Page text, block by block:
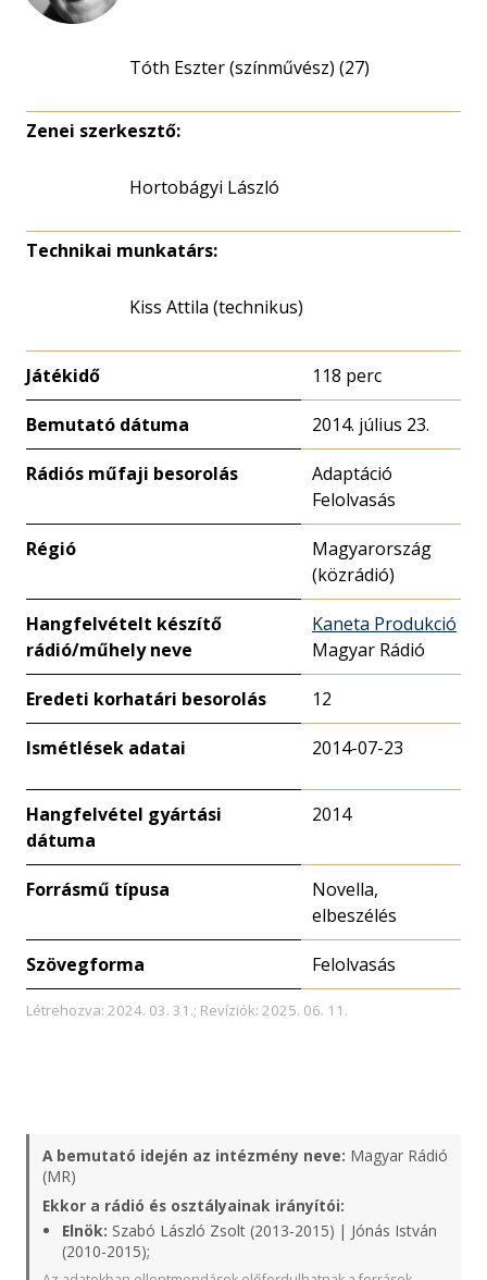
Tóth Eszter (színművész) (27)
Zenei szerkesztő:
Hortobágyi László
Technikai munkatárs:
Kiss Attila (technikus)
Játékidő 118 perc
Bemutató dátuma 2014. július 23.
Rádiós műfaji besorolás
Adaptáció
Felolvasás
Régió
Magyarország
(közrádió)
Hangfelvételt készítő
rádió/műhely neve
Kaneta Produkció
Magyar Rádió
Eredeti korhatári besorolás 12
Ismétlések adatai 2014-07-23
Hangfelvétel gyártási
dátuma
2014
Forrásmű típusa
Novella,
elbeszélés
Szövegforma Felolvasás
Létrehozva: 2024. 03. 31.; Revíziók: 2025. 06. 11.
A bemutató idején az intézmény neve: Magyar Rádió
(MR)
Ekkor a rádió és osztályainak irányítói:
Elnök: Szabó László Zsolt (2013-2015) | Jónás István
(2010-2015);